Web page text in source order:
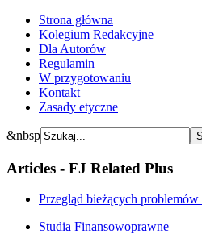
Strona główna
Kolegium Redakcyjne
Dla Autorów
Regulamin
W przygotowaniu
Kontakt
Zasady etyczne
&nbsp
Articles - FJ Related Plus
Przegląd bieżących
Studia Finansowoprawne